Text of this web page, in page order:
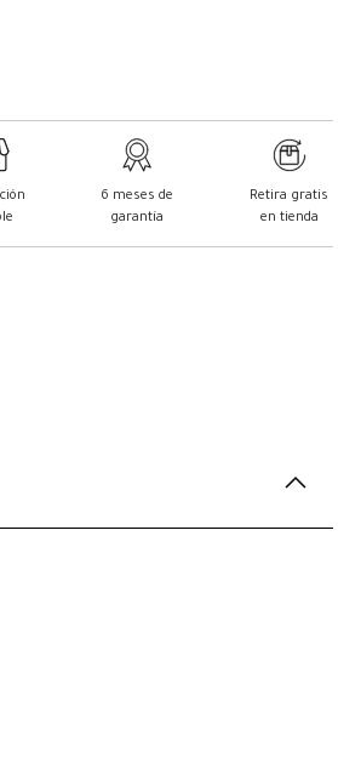
6 meses de
garantía
Retira gratis
en tienda